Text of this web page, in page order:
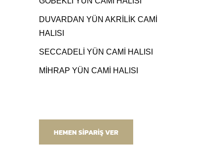
DUVARDAN YÜN AKRİLİK CAMİ
HALISI
SECCADELİ YÜN CAMİ HALISI
MİHRAP YÜN CAMİ HALISI
HEMEN SİPARİŞ VER